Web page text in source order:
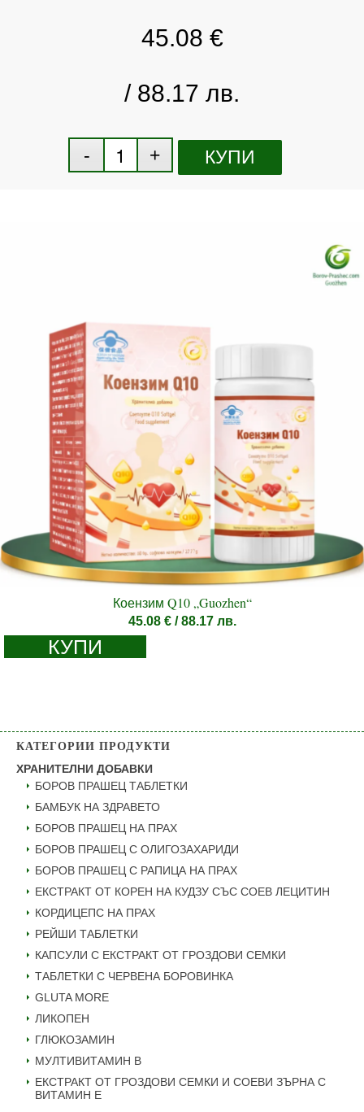
45.08 €
/ 88.17 лв.
КУПИ
Коензим Q10 „Guozhen“
45.08 €/ 88.17 лв.
КУПИ
КАТЕГОРИИ ПРОДУКТИ
ХРАНИТЕЛНИ ДОБАВКИ
БОРОВ ПРАШЕЦ ТАБЛЕТКИ
БАМБУК НА ЗДРАВЕТО
БОРОВ ПРАШЕЦ НА ПРАХ
БОРОВ ПРАШЕЦ С ОЛИГОЗАХАРИДИ
БОРОВ ПРАШЕЦ С РАПИЦА НА ПРАХ
ЕКСТРАКТ ОТ КОРЕН НА КУДЗУ СЪС СОЕВ ЛЕЦИТИН
КОРДИЦЕПС НА ПРАХ
РЕЙШИ ТАБЛЕТКИ
КАПСУЛИ С ЕКСТРАКТ ОТ ГРОЗДОВИ СЕМКИ
ТАБЛЕТКИ С ЧЕРВЕНА БОРОВИНКА
GLUTA MORE
ЛИКОПЕН
ГЛЮКОЗАМИН
МУЛТИВИТАМИН B
ЕКСТРАКТ ОТ ГРОЗДОВИ СЕМКИ И СОЕВИ ЗЪРНА С
ВИТАМИН Е